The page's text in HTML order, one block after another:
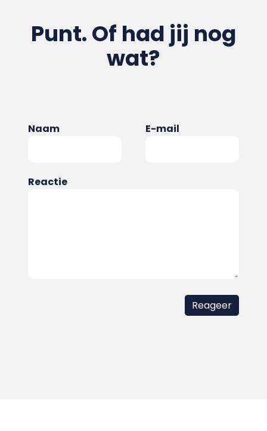
Punt. Of had jij nog
wat?
Naam E-mail
Reactie